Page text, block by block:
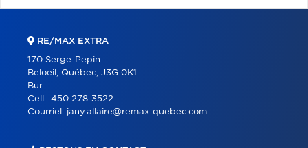
RE/MAX EXTRA
170 Serge-Pepin
Beloeil, Québec, J3G 0K1
Bur.:
Cell.: 450 278-3522
Courriel: jany.allaire@remax-quebec.com